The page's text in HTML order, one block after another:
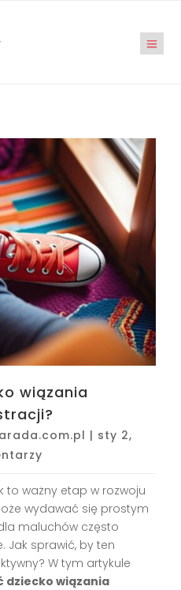
wiązania
| sty 2,
to ważny etap w rozwoju
wydawać się prostym
maluchów często
Jak sprawić, by ten
W tym artykule
dziecko wiązania